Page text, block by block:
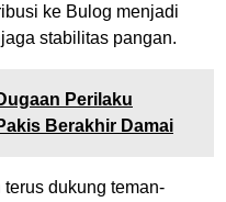
ke Bulog menjadi
stabilitas pangan.
Perilaku
Berakhir Damai
terus dukung teman-